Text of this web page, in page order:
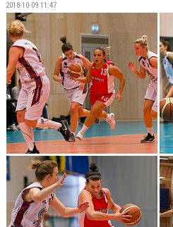
FÖR LEDARE & FÖRÄLDRAR
MATCH & RESULTAT
ARRANGEMANG
KLUBBSHOP
VÄRDEGRUND & UPPFÖRANDEKOD
STJÄRNSKOTT
2018-10-09 11:47